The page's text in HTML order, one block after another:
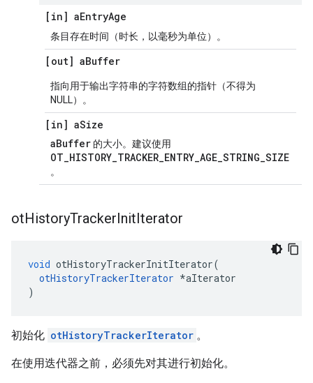
[in] aEntryAge
条目存在时间（时长，以毫秒为单位）。
[out] aBuffer
指向用于输出字符串的字符数组的指针（不得为
NULL）。
[in] aSize
aBuffer 的大小。建议使用
OT_HISTORY_TRACKER_ENTRY_AGE_STRING_SIZE
。
otHistoryTrackerInitIterator
void otHistoryTrackerInitIterator(
otHistoryTrackerIterator *aIterator
)
初始化 otHistoryTrackerIterator 。
在使用迭代器之前，必须先对其进行初始化。